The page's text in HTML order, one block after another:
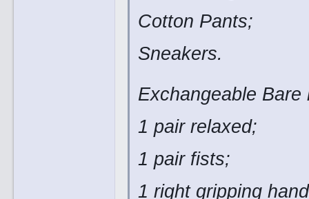
Cotton Pants;
Sneakers.
Exchangeable Bare
1 pair relaxed;
1 pair fists;
1 right gripping